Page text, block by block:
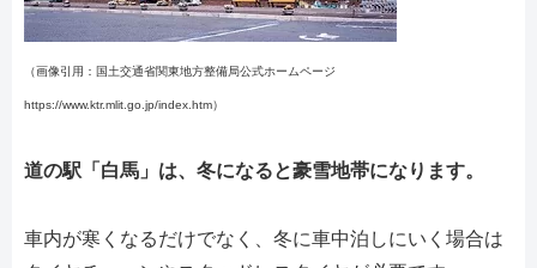
（画像引用：国土交通省関東地方整備局公式ホームページ
https://www.ktr.mlit.go.jp/index.htm）
道の駅「白馬」は、冬になると豪雪地帯になります。
車内が寒くなるだけでなく、冬に車中泊しにいく場合は